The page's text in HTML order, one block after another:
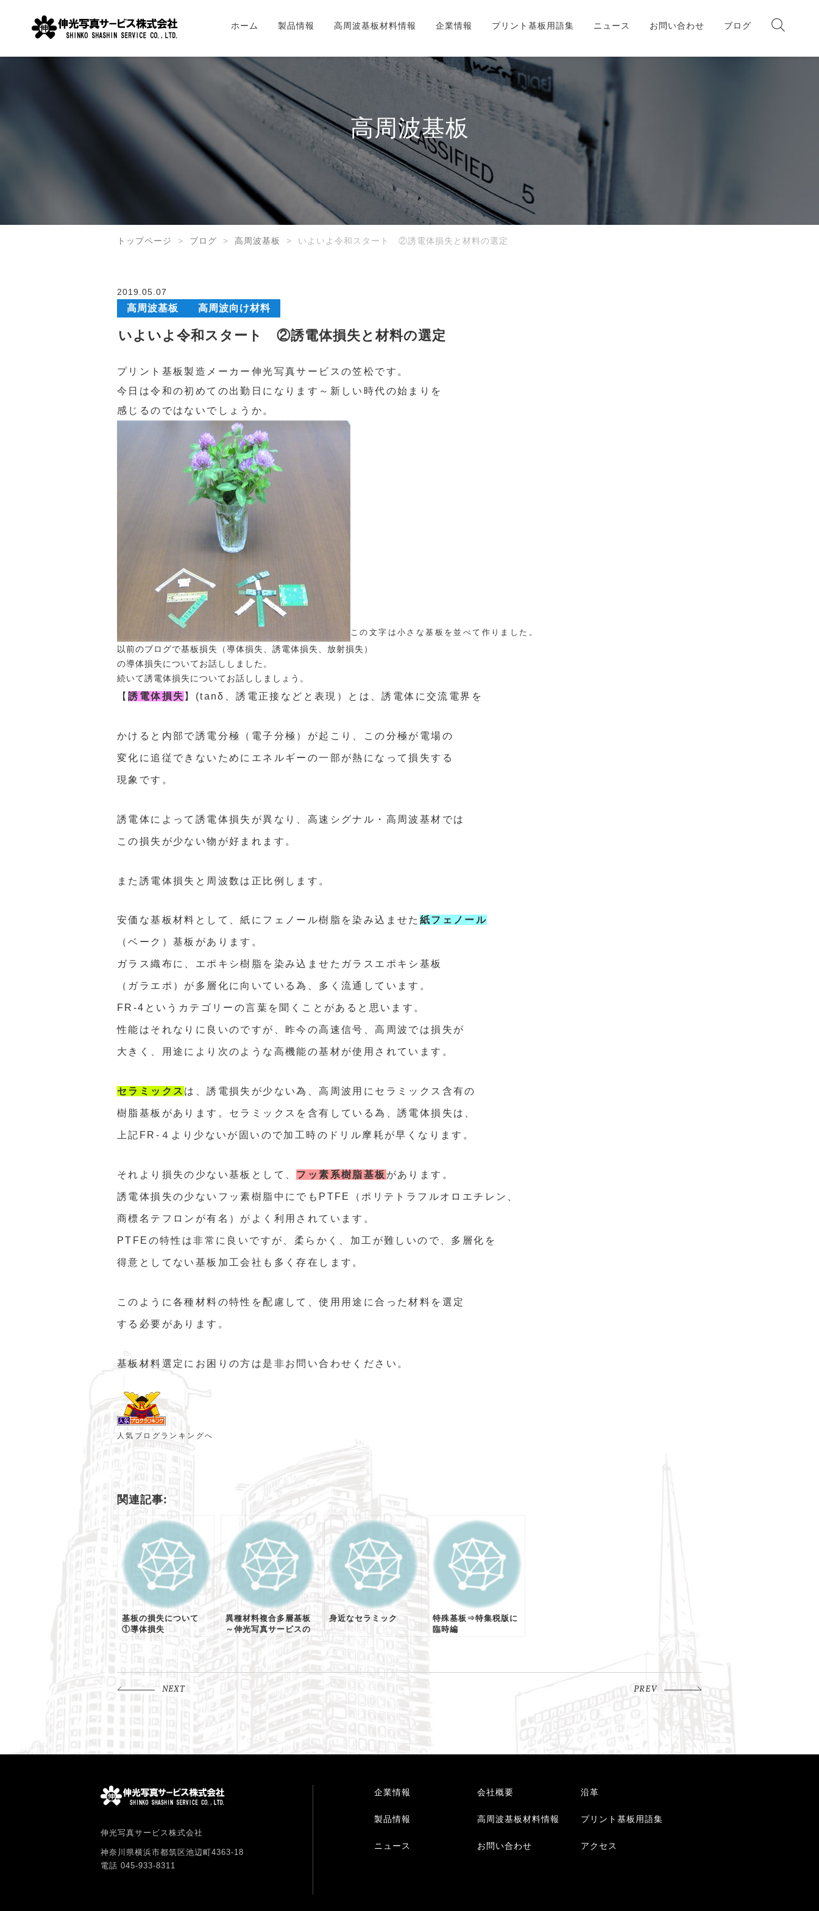
ホーム 製品情報 高周波基板材料情報 企業情報 プリント基板用語集 ニュース お問い合わせ ブログ
高周波基板
トップページ ブログ 高周波基板 いよいよ令和スタート ②誘電体損失と材料の選定
2019.05.07
高周波基板 高周波向け材料
いよいよ令和スタート ②誘電体損失と材料の選定
プリント基板製造メーカー伸光写真サービスの笠松です。
今日は令和の初めての出勤日になります～新しい時代の始まりを
感じるのではないでしょうか。
この文字は小さな基板を並べて作りました。
以前のブログで基板損失（導体損失、誘電体損失、放射損失）
の導体損失についてお話ししました。
続いて誘電体損失についてお話ししましょう。
【誘電体損失 】 (tanδ 、誘電正接などと表現）とは、誘電体に交流電界を
かけると内部で誘電分極（電子分極）が起こり、この分極が電場の
変化に追従できないためにエネルギーの一部が熱になって損失する
現象です。
誘電体によって誘電体損失が異なり、 高速シグナル・高周波基材では
この損失が少ない物が好まれます。
また誘電体損失と周波数は正比例します。
安価な基板材料として、紙にフェノール樹脂を染み込ませた 紙フェノール
（ベーク）基板があります。
ガラス織布に、エポキシ樹脂を染み込ませたガラスエポキシ基板
（ガラエポ）が多層化に向いている為、多く流通しています。
FR-4 というカテゴリーの言葉を聞くことがあると思います。
性能はそれなりに良いのですが、昨今の高速信号、高周波では損失が
大きく、用途により次のような高機能の基材が使用されています。
セラミックス は、誘電損失が少ない為、高周波用にセラミックス含有の
樹脂基板があります。セラミックスを含有している為、誘電体損失は、
上記 FR- ４より少ないが固いので加工時のドリル摩耗が早くなります。
それより損失の少ない基板として、 フッ素系樹脂基板 があります。
誘電体損失の少ないフッ素樹脂中にでも PTFE （ポリテトラフルオロエチレン、
商標名テフロンが有名）がよく利用されています。
PTFEの特性は非常に良いですが、柔らかく、加工が難しいので、多層化を
得意としてない基板加工会社も多く存在します。
このように各種材料の特性を配慮して、使用用途に合った材料を選定
する必要があります。
基板材料選定にお困りの方は是非お問い合わせ ください。
人気ブログランキングへ
関連記事:
基板の損失について
①導体損失
異種材料複合多層基板
～伸光写真サービスの
身近なセラミック
特殊基板⇒特集税版に
臨時編
NEXT PREV
伸光写真サービス株式会社
神奈川県横浜市都筑区池辺町4363-18
電話 045-933-8311
企業情報 会社概要 沿革
製品情報 高周波基板材料情報 プリント基板用語集
ニュース お問い合わせ アクセス